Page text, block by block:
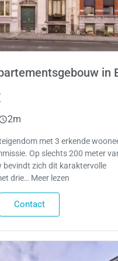
in
2m
met 3 erkende
Op slechts 200 meter
bevindt zich dit karaktervolle
drie… Meer lezen
Contact